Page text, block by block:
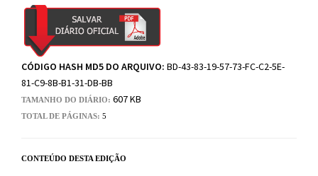
CÓDIGO HASH MD5 DO ARQUIVO: BD-43-83-19-57-73-FC-C2-5E-
81-C9-8B-B1-31-DB-BB
TAMANHO DO DIÁRIO: 607 KB
TOTAL DE PÁGINAS: 5
CONTEÚDO DESTA EDIÇÃO